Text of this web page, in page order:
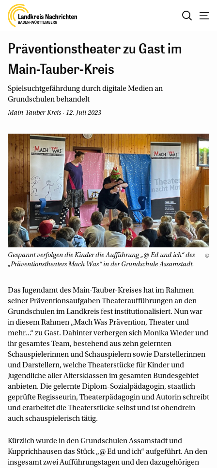
Präventionstheater zu Gast im
Main-Tauber-Kreis
Spielsuchtgefährdung durch digitale Medien an
Grundschulen behandelt
Main-Tauber-Kreis · 12. Juli 2023
Gespannt verfolgen die Kinder die Aufführung „@ Ed und ich“ des
„Präventionstheaters Mach Was“ in der Grundschule Assamstadt.
©
Das Jugendamt des Main-Tauber-Kreises hat im Rahmen
seiner Präventionsaufgaben Theateraufführungen an den
Grundschulen im Landkreis fest institutionalisiert. Nun war
in diesem Rahmen „Mach Was Prävention, Theater und
mehr…“ zu Gast. Dahinter verbergen sich Monika Wieder und
ihr gesamtes Team, bestehend aus zehn gelernten
Schauspielerinnen und Schauspielern sowie Darstellerinnen
und Darstellern, welche Theaterstücke für Kinder und
Jugendliche aller Altersklassen im gesamten Bundesgebiet
anbieten. Die gelernte Diplom-Sozialpädagogin, staatlich
geprüfte Regisseurin, Theaterpädagogin und Autorin schreibt
und erarbeitet die Theaterstücke selbst und ist obendrein
auch schauspielerisch tätig.
Kürzlich wurde in den Grundschulen Assamstadt und
Kupprichhausen das Stück „@ Ed und ich“ aufgeführt. An den
insgesamt zwei Aufführungstagen und den dazugehörigen